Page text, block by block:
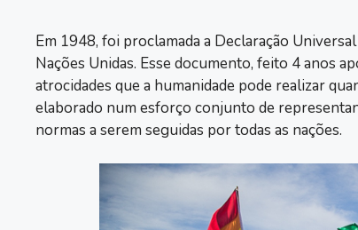
Em 1948, foi proclamada a Declaração
Nações Unidas. Esse documento, feito 4 anos
atrocidades que a humanidade pode realizar
elaborado num esforço conjunto de
normas a serem seguidas por todas as nações.